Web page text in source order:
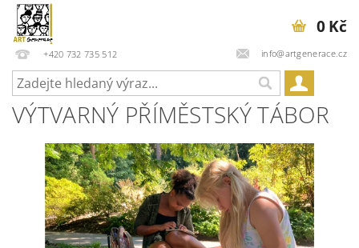
+420 732 735 512 info@artgenerace.cz
0 Kč
VÝTVARNÝ PŘÍMĚSTSKÝ TÁBOR